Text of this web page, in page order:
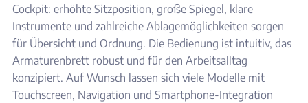
Cockpit: erhöhte Sitzposition, große Spiegel, klare
Instrumente und zahlreiche Ablagemöglichkeiten sorgen
für Übersicht und Ordnung. Die Bedienung ist intuitiv, das
Armaturenbrett robust und für den Arbeitsalltag
konzipiert. Auf Wunsch lassen sich viele Modelle mit
Touchscreen, Navigation und Smartphone-Integration